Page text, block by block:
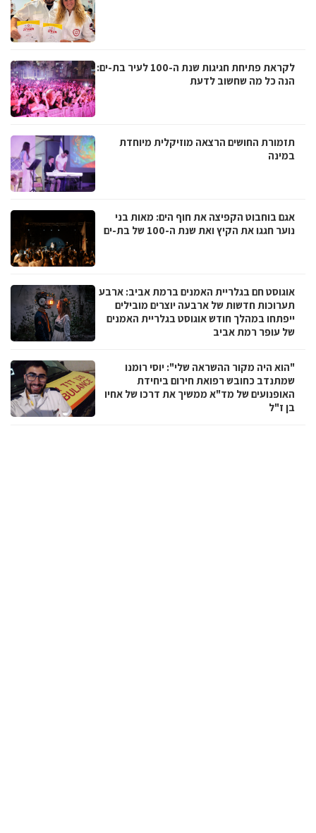
לקראת פתיחת חגיגות שנת ה-100 לעיר בת-ים:
הנה כל מה שחשוב לדעת
תזמורת החושים הרצאה מוזיקלית מיוחדת
במינה
אגם בוחבוט הקפיצה את חוף הים: מאות בני
נוער חגגו את הקיץ ואת שנת ה-100 של בת-ים
אוגוסט חם בגלריית האמנים ברמת אביב: ארבע
תערוכות חדשות של ארבעה יוצרים מובילים
ייפתחו במהלך חודש אוגוסט בגלריית האמנים
של עופר רמת אביב
"הוא היה מקור ההשראה שלי": יוסי רומנו
שמתנדב כחובש רפואת חירום ביחידת
האופנועים של מד"א ממשיך את דרכו של אחיו
בן ז"ל